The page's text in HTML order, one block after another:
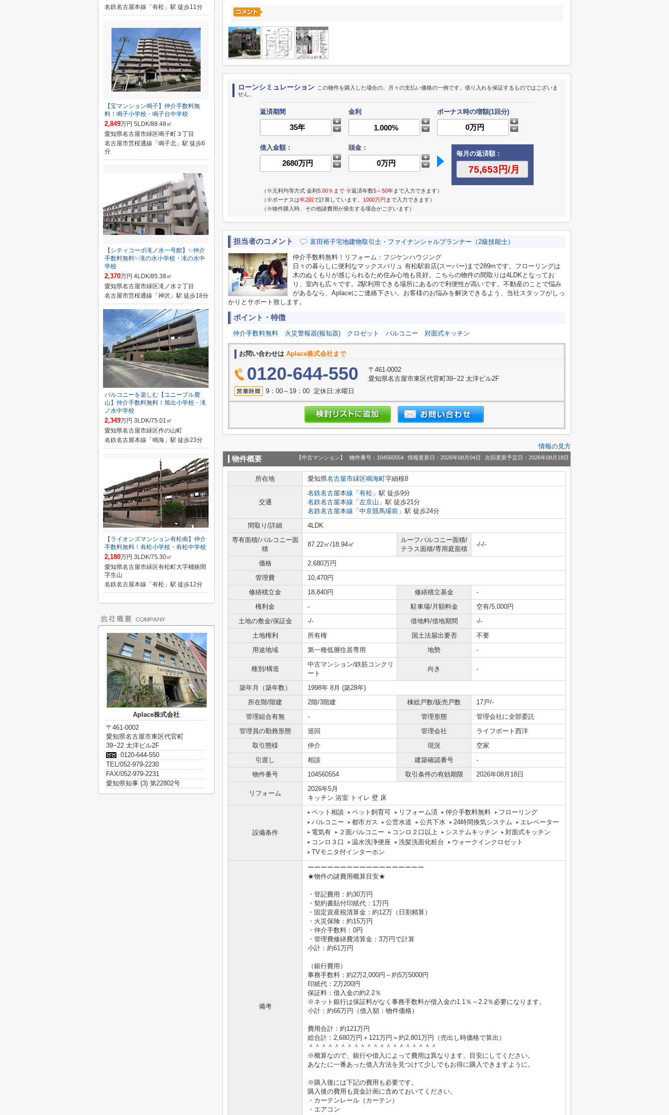
ローンシミュレーション この物件を購入した場合の、月々の支払い価格の一例です。借り入れを保証するものではございま
せん。
返済期間 金利 ボーナス時の増額(1回分)
借入金額：
頭金：
毎月の返済額：
（※元利均等方式 金利5.00％まで ※返済年数5～50年まで入力できます）
（※ボーナスは年2回で計算しています。 1000万円 まで入力できます）
（※物件購入時、その他諸費用が発生する場合がございます）
担当者のコメント 富田裕子宅地建物取引士・ファイナンシャルプランナー（2級技能士）
仲介手数料無料！リフォーム：フジケンハウジング
日々の暮らしに便利なマックスバリュ 有松駅前店(スーパー)まで289mです。フローリングは
木のぬくもりが感じられるため住み心地も良好。こちらの物件の間取りは4LDKとなってお
り、室内も広々です。2駅利用できる場所にあるので利便性が高いです。不動産のことで悩み
があるなら、Aplaceにご連絡下さい。お客様のお悩みを解決できるよう、当社スタッフがしっ
かりとサポート致します。
ポイント・特徴
仲介手数料無料 火災警報器(報知器) クロゼット バルコニー 対面式キッチン
お問い合わせは Aplace株式会社まで
0120-644-550
〒461-0002
愛知県名古屋市東区代官町39−22 太洋ビル2F
9：00～19：00 定休日:水曜日
情報の見方
物件概要 【中古マンション】 物件番号：104560554 情報更新日：2026年08月04日 次回更新予定日：2026年08月18日
所在地 愛知県名古屋市緑区鳴海町字細根8
交通
名鉄名古屋本線 「 有松 」駅 徒歩9分
名鉄名古屋本線 「 左京山 」駅 徒歩21分
名鉄名古屋本線 「 中京競馬場前 」駅 徒歩24分
間取り/詳細
4LDK
専有面積/バルコニー面
積
87.22㎡/18.94㎡
ルーフバルコニー面積/
テラス面積/専用庭面積
-/-/-
価格
2,680万円
管理費
10,470円
修繕積立金
18,840円 修繕積立基金
-
権利金
- 駐車場/月額料金
空有/5,000円
土地の敷金/保証金
-/- 借地料/借地期間
-/-
土地権利
所有権 国土法届出要否
不要
用途地域
第一種低層住居専用 地勢 -
種別/構造
中古マンション/鉄筋コンクリ
ート
向き -
築年月（築年数）
1998年 8月 (築28年)
所在階/階建
2階/3階建 棟総戸数/販売戸数
17戸/-
管理組合有無
- 管理形態
管理会社に全部委託
管理員の勤務形態
巡回 管理会社
ライフポート西洋
取引態様
仲介 現況
空家
引渡し
相談 建築確認番号
-
物件番号
104560554 取引条件の有効期限 2026年08月18日
リフォーム
2026年5月
キッチン 浴室 トイレ 壁 床
設備条件
ペット相談 ペット飼育可 リフォーム済 仲介手数料無料
フローリング
バルコニー
都市ガス 公営水道 公共下水 24時間換気システム
エレベーター
電気有
２面バルコニー コンロ２口以上 システムキッチン
対面式キッチン
コンロ３口
温水洗浄便座 洗髪洗面化粧台
ウォークインクロゼット
TVモニタ付インターホン
備考
ーーーーーーーーーーーーーーーーーー
★物件の諸費用概算目安★
・登記費用：約30万円
・契約書貼付印紙代：1万円
・固定資産税清算金：約12万（日割精算）
・火災保険：約15万円
・仲介手数料：0円
・管理費修繕費清算金：3万円で計算
小計：約61万円
（銀行費用）
事務手数料：約2万2,000円～約5万5000円
印紙代：2万200円
保証料：借入金の約2.2％
※ネット銀行は保証料がなく事務手数料が借入金の1.1％～2.2％必要になります。
小計：約66万円（借入額：物件価格）
費用合計：約121万円
総合計：2,680万円＋121万円＝約2,801万円（売出し時価格で算出）
＾＾＾＾＾＾＾＾＾＾＾＾＾＾＾＾＾＾＾＾
※概算なので、銀行や借入によって費用は異なります。目安にしてください。
あなたに一番あった借入方法を見つけて少しでもお得に購入できますように。
※購入後には下記の費用も必要です。
購入後の費用も資金計画に含めておいてください。
・カーテンレール（カーテン）
・エアコン
名鉄名古屋本線「有松」駅 徒歩11分
【宝マンション鳴子】仲介手数料無
料！鳴子小学校・鳴子台中学校
2,849万円 5LDK/88.48㎡
愛知県名古屋市緑区鳴子町３丁目
名古屋市営桜通線「鳴子北」駅 徒歩6
分
【シティコーポ滝ノ水一号館】✨️仲介
手数料無料✨️滝の水小学校・滝の水中
学校
2,370万円 4LDK/85.38㎡
愛知県名古屋市緑区滝ノ水２丁目
名古屋市営桜通線「神沢」駅 徒歩18分
バルコニーを楽しむ【ユニーブル鹿
山】仲介手数料無料！旭出小学校・滝
ノ水中学校
2,349万円 3LDK/75.01㎡
愛知県名古屋市緑区作の山町
名鉄名古屋本線「鳴海」駅 徒歩23分
【ライオンズマンション有松南】仲介
手数料無料！有松小学校・有松中学校
2,180万円 3LDK/75.30㎡
愛知県名古屋市緑区有松町大字桶狭間
字生山
名鉄名古屋本線「有松」駅 徒歩12分
Aplace株式会社
〒461-0002
愛知県名古屋市東区代官町
39−22 太洋ビル2F
0120-644-550
TEL/052-979-2230
FAX/052-979-2231
愛知県知事 (3) 第22802号